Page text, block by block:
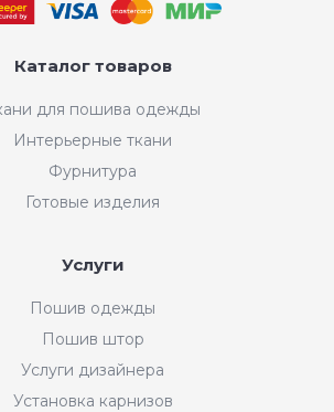
Каталог товаров
для пошива одежды
Интерьерные ткани
Фурнитура
Готовые изделия
Услуги
Пошив одежды
Пошив штор
Услуги дизайнера
Установка карнизов